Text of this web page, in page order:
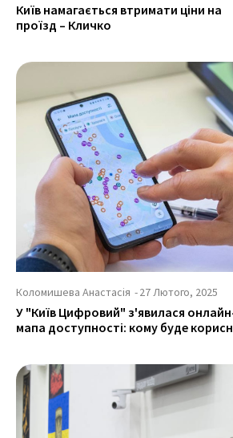
Київ намагається втримати ціни на
проїзд – Кличко
Коломишева Анастасія -27 Лютого, 2025
У "Київ Цифровий" з'явилася
мапа доступності: кому буде